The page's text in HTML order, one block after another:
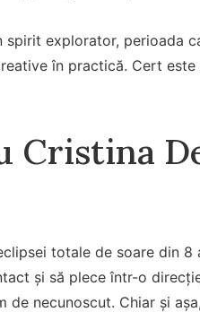
spirit explorator, perioada
în practică. Cert
Cristina
totale de soare din
și să plece într-o
de necunoscut. Chiar și